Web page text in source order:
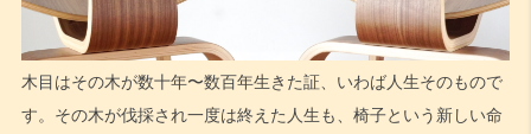
木目はその木が数十年〜数百年生きた証、いわば人生そのもので
す。その木が伐採され一度は終えた人生も、椅子という新しい命